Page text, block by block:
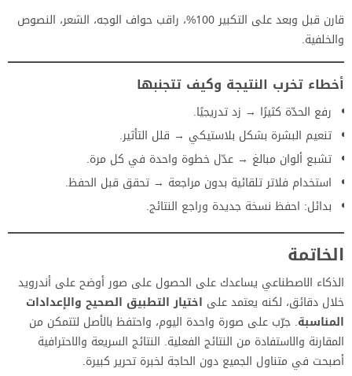
قارن قبل وبعد على التكبير 100%، راقب حواف الوجه، الشعر، النصوص
والخلفية.
أخطاء تخرب النتيجة وكيف تتجنبها
رفع الحدّة كثيرًا → زد تدريجيًا.
تنعيم البشرة بشكل بلاستيكي → قلل التأثير.
تشبع ألوان مبالغ → عدّل خطوة واحدة في كل مرة.
استخدام فلاتر تلقائية بدون مراجعة → تحقق قبل الحفظ.
بدائل: احفظ نسخة جديدة وراجع النتائج.
الخاتمة
الذكاء الاصطناعي يساعدك على الحصول على صور أوضح على أندرويد
خلال دقائق، لكنه يعتمد على اختيار التطبيق الصحيح والإعدادات
المناسبة. جرّب على صورة واحدة اليوم، واحتفظ بالأصل لتتمكن من
المقارنة والاستفادة من النتائج الفعلية. النتائج السريعة والاحترافية
أصبحت في متناول الجميع دون الحاجة لخبرة تحرير كبيرة.